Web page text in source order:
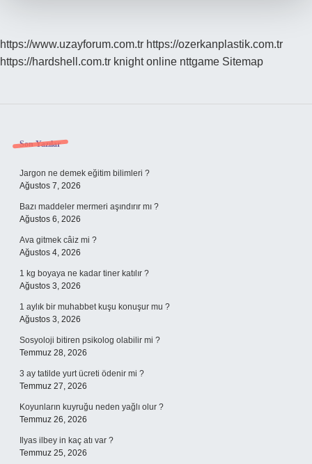
https://www.uzayforum.com.tr https://ozerkanplastik.com.tr
https://hardshell.com.tr knight online nttgame Sitemap
Sidebar
Son Yazılar
Jargon ne demek eğitim bilimleri ?
Ağustos 7, 2026
Bazı maddeler mermeri aşındırır mı ?
Ağustos 6, 2026
Ava gitmek câiz mi ?
Ağustos 4, 2026
1 kg boyaya ne kadar tiner katılır ?
Ağustos 3, 2026
1 aylık bir muhabbet kuşu konuşur mu ?
Ağustos 3, 2026
Sosyoloji bitiren psikolog olabilir mi ?
Temmuz 28, 2026
3 ay tatilde yurt ücreti ödenir mi ?
Temmuz 27, 2026
Koyunların kuyruğu neden yağlı olur ?
Temmuz 26, 2026
Ilyas ilbey in kaç atı var ?
Temmuz 25, 2026